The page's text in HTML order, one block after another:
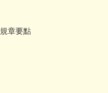
規章要點